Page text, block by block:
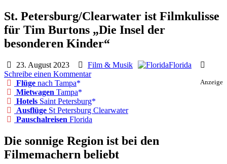
St. Petersburg/Clearwater ist Filmkulisse
für Tim Burtons „Die Insel der
besonderen Kinder“
23. August 2023 Film & Musik
Florida
Schreibe einen Kommentar
Anzeige
Flüge nach Tampa
Mietwagen Tampa
Hotels Saint Petersburg
Ausflüge St Petersburg Clearwater
Pauschalreisen Florida
Die sonnige Region ist bei den
Filmemachern beliebt